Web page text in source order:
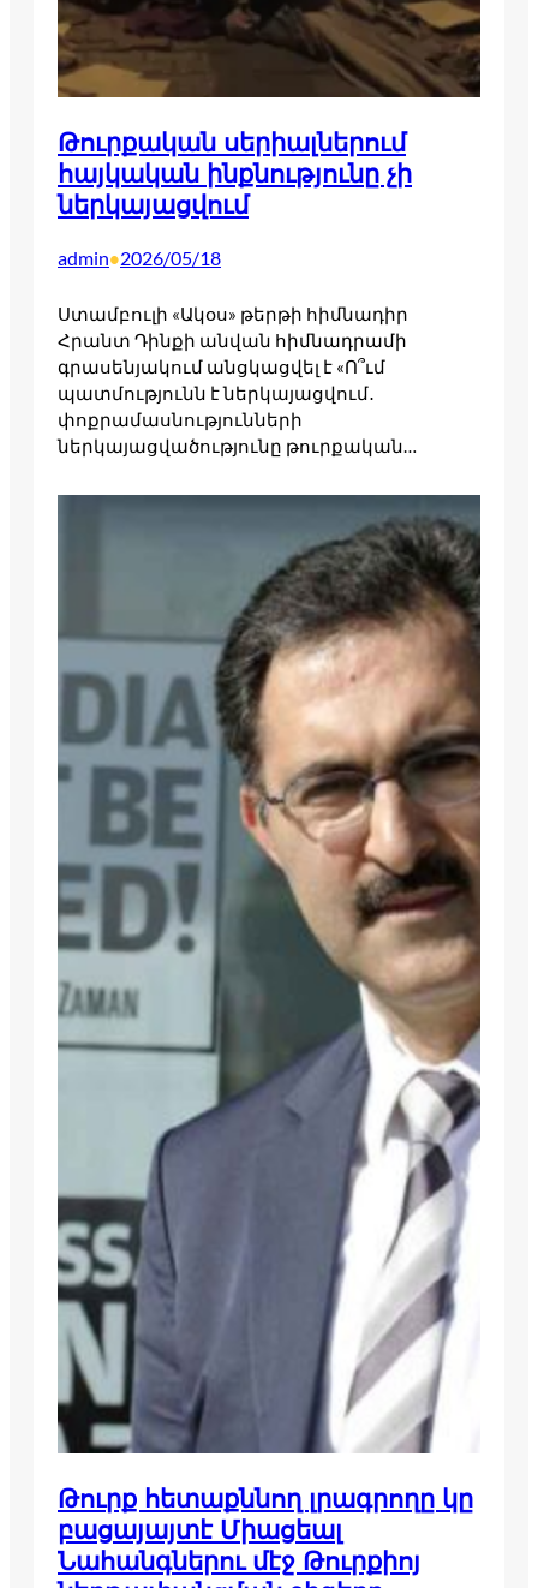
Թուրքական սերիալներում
հայկական ինքնությունը չի
ներկայացվում
admin•2026/05/18
Ստամբուլի «Ակօս» թերթի հիմնադիր
Հրանտ Դինքի անվան հիմնադրամի
գրասենյակում անցկացվել է «Ո՞ւմ
պատմությունն է ներկայացվում․
փոքրամասնությունների
ներկայացվածությունը թուրքական…
Թուրք հետաքննող լրագրողը կը
բացայայտէ Միացեալ
Նահանգներու մէջ Թուրքիոյ